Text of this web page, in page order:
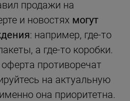
продажи на
и новостях могут
: например, где-то
а где-то коробки.
противоречат
на актуальную
она приоритетна.